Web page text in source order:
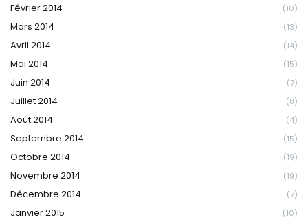
Février 2014 (10)
Mars 2014 (13)
Avril 2014 (14)
Mai 2014 (15)
Juin 2014 (7)
Juillet 2014 (8)
Août 2014 (4)
Septembre 2014 (15)
Octobre 2014 (19)
Novembre 2014 (19)
Décembre 2014 (7)
Janvier 2015 (10)